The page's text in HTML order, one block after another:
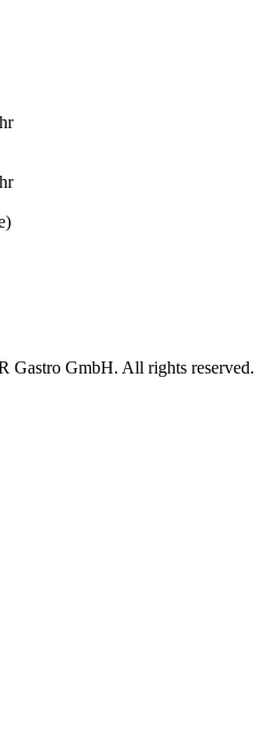
Gastro GmbH. All rights reserved.